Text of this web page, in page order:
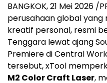
BANGKOK, 21 Mei 2026
perusahaan global
kreatif personal, resmi
Tenggara lewat ajang
Premiere di Central
tersebut, xTool
M2 Color Craft Laser,